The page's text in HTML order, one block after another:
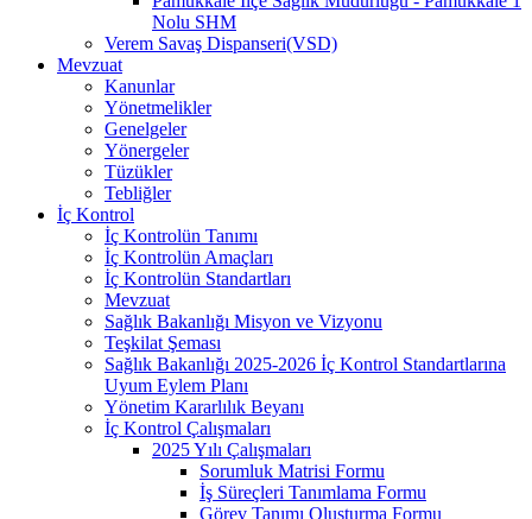
Nolu SHM
Verem Savaş Dispanseri(VSD)
Mevzuat
Kanunlar
Yönetmelikler
Genelgeler
Yönergeler
Tüzükler
Tebliğler
İç Kontrol
İç Kontrolün Tanımı
İç Kontrolün Amaçları
İç Kontrolün Standartları
Mevzuat
Sağlık Bakanlığı Misyon ve Vizyonu
Teşkilat Şeması
Sağlık Bakanlığı 2025-2026 İç Kontrol Standartlarına
Uyum Eylem Planı
Yönetim Kararlılık Beyanı
İç Kontrol Çalışmaları
2025 Yılı Çalışmaları
Sorumluk Matrisi Formu
İş Süreçleri Tanımlama Formu
Görev Tanımı Oluşturma Formu